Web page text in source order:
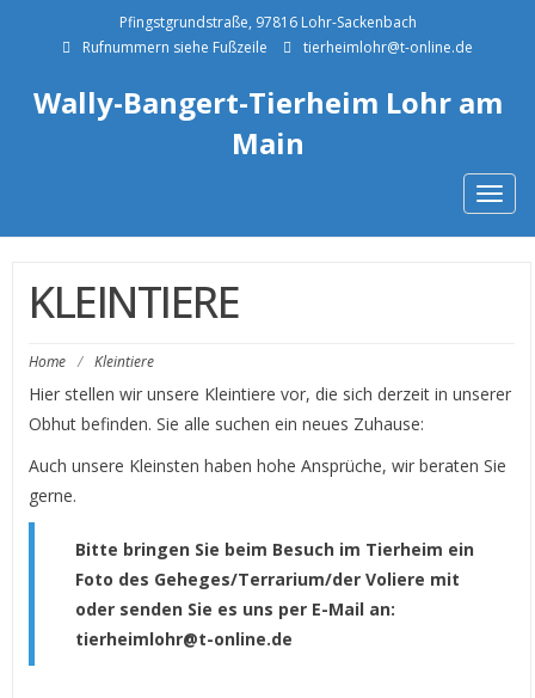
Pfingstgrundstraße, 97816 Lohr-Sackenbach
Rufnummern siehe Fußzeile
tierheimlohr@t-online.de
Wally-Bangert-Tierheim Lohr am
Main
KLEINTIERE
Home / Kleintiere
Hier stellen wir unsere Kleintiere vor, die sich derzeit in unserer
Obhut befinden. Sie alle suchen ein neues Zuhause:
Auch unsere Kleinsten haben hohe Ansprüche, wir beraten Sie
gerne.
Bitte bringen Sie beim Besuch im Tierheim ein
Foto des Geheges/Terrarium/der Voliere mit
oder senden Sie es uns per E-Mail an:
tierheimlohr@t-online.de